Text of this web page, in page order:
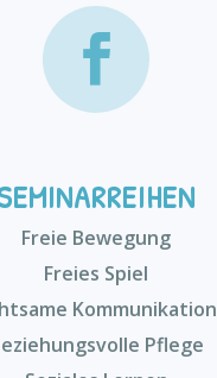
Freie Bewegung
Freies Spiel
Kommunikation
Pflege